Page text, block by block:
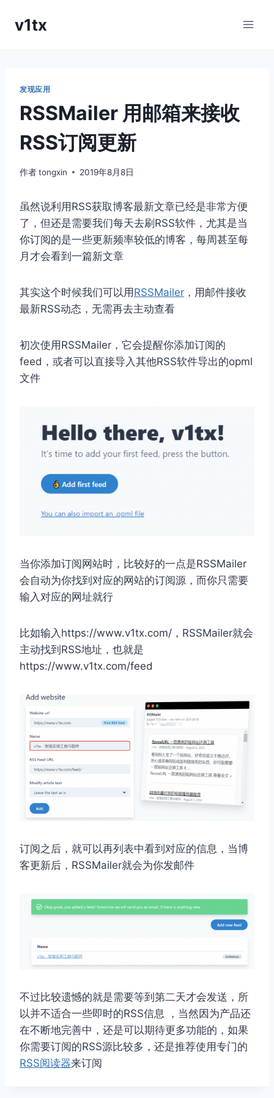
v1tx
发现应用
RSSMailer 用邮箱来接收
RSS订阅更新
作者tongxin 2019年8月8日
虽然说利用RSS获取博客最新文章已经是非常方便
了，但还是需要我们每天去刷RSS软件，尤其是当
你订阅的是一些更新频率较低的博客，每周甚至每
月才会看到一篇新文章
其实这个时候我们可以用RSSMailer ，用邮件接收
最新RSS动态，无需再去主动查看
初次使用RSSMailer，它会提醒你添加订阅的
feed，或者可以直接导入其他RSS软件导出的opml
文件
当你添加订阅网站时，比较好的一点是RSSMailer
会自动为你找到对应的网站的订阅源，而你只需要
输入对应的网址就行
比如输入https://www.v1tx.com/，RSSMailer就会
主动找到RSS地址，也就是
https://www.v1tx.com/feed
订阅之后，就可以再列表中看到对应的信息，当博
客更新后，RSSMailer就会为你发邮件
不过比较遗憾的就是需要等到第二天才会发送，所
以并不适合一些即时的RSS信息 ，当然因为产品还
在不断地完善中，还是可以期待更多功能的，如果
你需要订阅的RSS源比较多，还是推荐使用专门的
RSS阅读器来订阅